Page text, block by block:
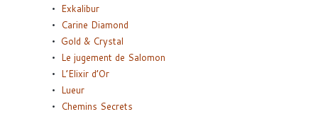
Exkalibur
Carine Diamond
Gold & Crystal
Le jugement de Salomon
L’Elixir d’Or
Lueur
Chemins Secrets